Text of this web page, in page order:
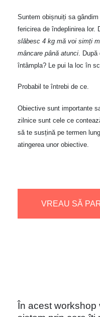
Suntem obișnuiți sa
fericirea de îndeplinirea lor.
slăbesc 4 kg mă voi simți
mâncare până atunci .
întâmpla? Le pui la loc în
Probabil te întrebi de ce.
Obiective sunt importante
zilnice sunt cele ce
să te susțină pe termen
atingerea unor obiective.
VREAU SĂ
În acest workshop